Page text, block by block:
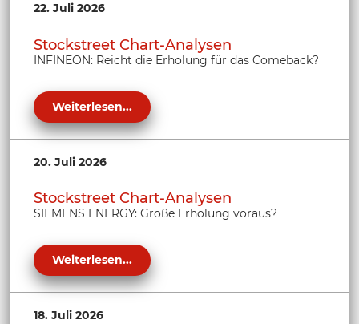
22. Juli 2026
Stockstreet Chart-Analysen
INFINEON: Reicht die Erholung für das Comeback?
Weiterlesen...
20. Juli 2026
Stockstreet Chart-Analysen
SIEMENS ENERGY: Große Erholung voraus?
Weiterlesen...
18. Juli 2026